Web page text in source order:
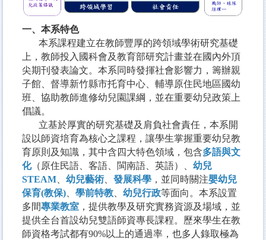
一、本系特色
本系課程建立在教師豐厚的跨領域學術研究基礎
上，教師投入國科會及教育部研究計畫並在國內外頂
尖期刊發表論文。本系同時發揮社會影響力，籌辦親
子館、督導新竹縣市托育中心、輔導原住民地區國幼
班、協助教師進修幼兒園課綱，並在重要幼兒政策上
倡議。
立基於厚實的研究基礎及肩負社會責任，本系開
設以師資培育為核心之課程，讓學生掌握重要幼兒教
育原則及知識，其中含四大特色領域，包含多語與文
化（原住民語、客語、閩南語、英語）、 幼兒
STEAM
幼兒藝術 發展科學 ，並同時關注嬰幼兒
保育(教保)
學前特教 幼兒行政等面向。本系設置
多間專業教室 ，提供教學及研究實務資源及場域，並
提供全台首設幼兒雙語師資專長課程。歷來學生在教
師資格考試都有90%以上的通過率，也多人錄取極為